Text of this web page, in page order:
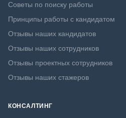
Советы по поиску работы
Принципы работы с кандидатом
Отзывы наших кандидатов
Отзывы наших сотрудников
Отзывы проектных сотрудников
Отзывы наших стажеров
КОНСАЛТИНГ